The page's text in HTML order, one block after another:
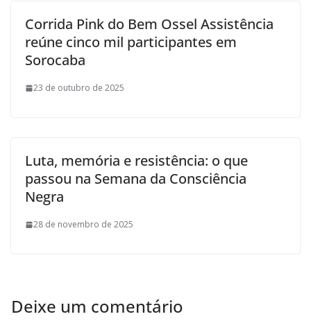
Corrida Pink do Bem Ossel Assistência
reúne cinco mil participantes em
Sorocaba
23 de outubro de 2025
Luta, memória e resistência: o que
passou na Semana da Consciência
Negra
28 de novembro de 2025
Deixe um comentário